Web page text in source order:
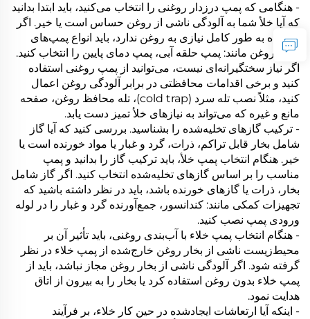
- هنگامی که پمپ درزدار روغنی را انتخاب می‌کنید، باید ابتدا بدانید
که آیا خلأ شما به آلودگی ناشی از روغن حساس است یا خیر. اگر
دستگاه به طور کامل نیازی به روغن ندارد، باید انواع پمپ‌های
بدون روغن مانند: پمپ حلقه آبی، پمپ دمای پایین را انتخاب کنید.
اگر نیاز سختگیرانه‌ای نیست، می‌توانید از پمپ روغنی استفاده
کنید و برخی اقدامات محافظتی در برابر آلودگی روغن اعمال
کنید، مثلاً نصب تله سرد (cold trap)، تله محافظ روغن، صفحه
مانع و غیره که می‌تواند به نیازهای خلأ تمیز دست یابد.
- ترکیب گازهای تخلیه‌شده را بشناسید. بررسی کنید که آیا گاز
شامل بخار قابل تراکم، ذرات، گرد و غبار یا مواد خورنده است یا
خیر. هنگام انتخاب پمپ خلأ، باید ترکیب گاز را بدانید و پمپ
مناسب را بر اساس گازهای تخلیه‌شده انتخاب کنید. اگر گاز شامل
بخار، ذرات یا گازهای خورنده باشد، باید در نظر داشته باشید که
تجهیزات کمکی مانند: کندانسور، جمع‌آورنده گرد و غبار را در لوله
ورودی پمپ نصب کنید.
- هنگام انتخاب پمپ خلاء با آب‌بندی روغنی، باید تأثیر آن بر
محیط‌زیست ناشی از بخار روغن خارج‌شده از پمپ خلاء در نظر
گرفته شود. اگر آلودگی ناشی از بخار روغن مجاز نباشد، باید از
پمپ خلاء بدون روغن استفاده کرد یا بخار را به بیرون از اتاق
هدایت نمود.
- اینکه آیا ارتعاشات ایجادشده در حین کار خلاء، بر فرآیند